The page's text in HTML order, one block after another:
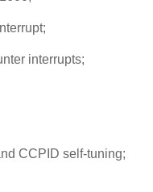
interrupts;
CCPID self-tuning;